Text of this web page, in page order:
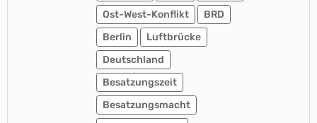
Ost-West-Konflikt
BRD
Berlin
Luftbrücke
Deutschland
Besatzungszeit
Besatzungsmacht